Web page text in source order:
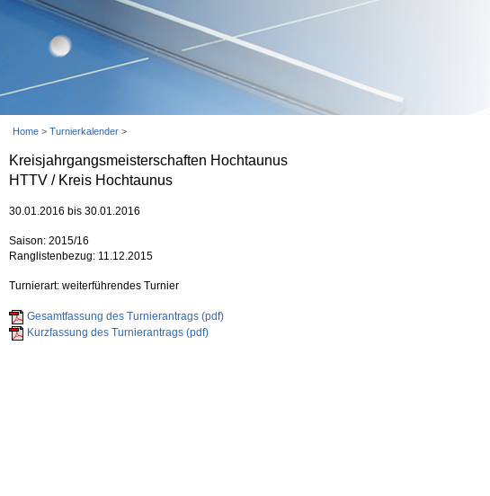
Home > Turnierkalender >
Kreisjahrgangsmeisterschaften Hochtaunus
HTTV / Kreis Hochtaunus
30.01.2016 bis 30.01.2016
Saison: 2015/16
Ranglistenbezug: 11.12.2015
Turnierart: weiterführendes Turnier
Gesamtfassung des Turnierantrags (pdf)
Kurzfassung des Turnierantrags (pdf)